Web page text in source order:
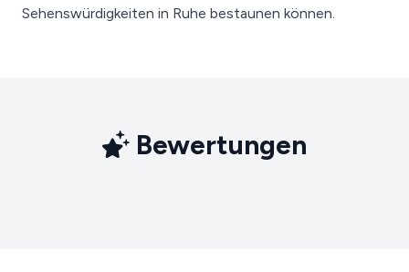
Sehenswürdigkeiten in Ruhe bestaunen können.
Bewertungen